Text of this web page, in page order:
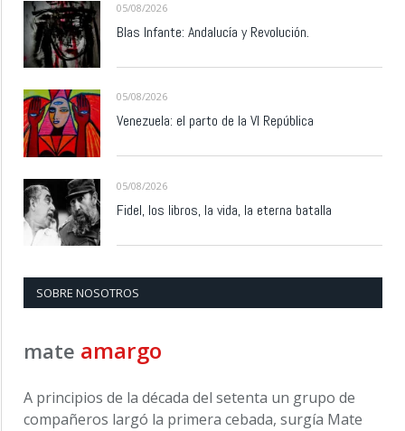
05/08/2026
Blas Infante: Andalucía y Revolución.
05/08/2026
Venezuela: el parto de la VI República
05/08/2026
Fidel, los libros, la vida, la eterna batalla
SOBRE NOSOTROS
mate amargo
A principios de la década del setenta un grupo de
compañeros largó la primera cebada, surgía Mate